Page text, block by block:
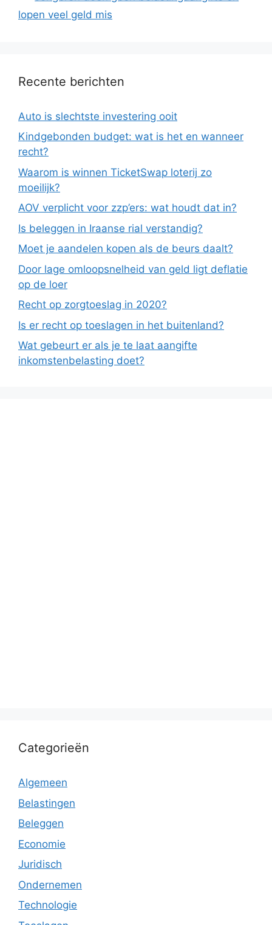
lopen veel geld mis
Recente berichten
Auto is slechtste investering ooit
Kindgebonden budget: wat is het en wanneer
recht?
Waarom is winnen TicketSwap loterij zo
moeilijk?
AOV verplicht voor zzp’ers: wat houdt dat in?
Is beleggen in Iraanse rial verstandig?
Moet je aandelen kopen als de beurs daalt?
Door lage omloopsnelheid van geld ligt deflatie
op de loer
Recht op zorgtoeslag in 2020?
Is er recht op toeslagen in het buitenland?
Wat gebeurt er als je te laat aangifte
inkomstenbelasting doet?
Categorieën
Algemeen
Belastingen
Beleggen
Economie
Juridisch
Ondernemen
Technologie